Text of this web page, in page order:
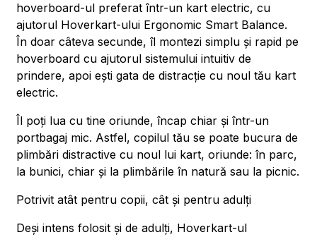
hoverboard-ul preferat într-un kart electric, cu
ajutorul Hoverkart-ului Ergonomic Smart Balance.
În doar câteva secunde, îl montezi simplu și rapid pe
hoverboard cu ajutorul sistemului intuitiv de
prindere, apoi ești gata de distracție cu noul tău kart
electric.
Îl poți lua cu tine oriunde, încap chiar și într-un
portbagaj mic. Astfel, copilul tău se poate bucura de
plimbări distractive cu noul lui kart, oriunde: în parc,
la bunici, chiar și la plimbările în natură sau la picnic.
Potrivit atât pentru copii, cât și pentru adulți
Deși intens folosit și de adulți, Hoverkart-ul